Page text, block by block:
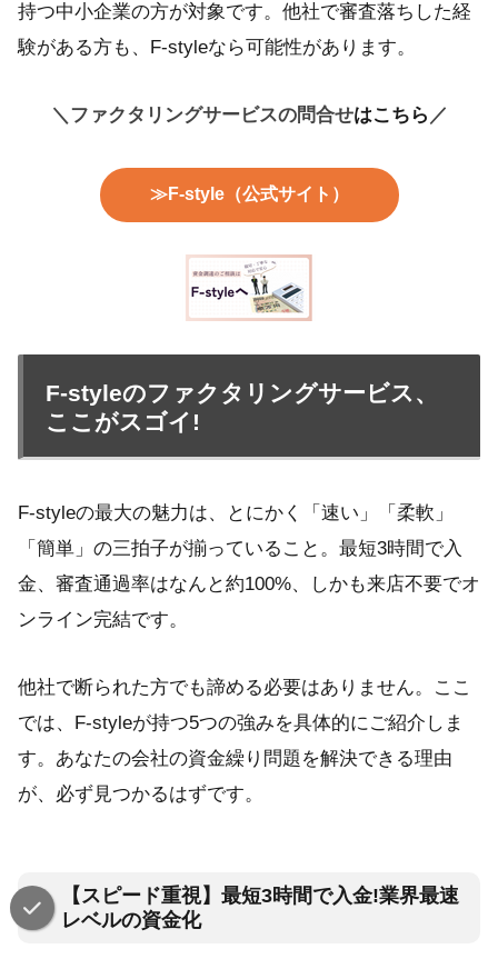
持つ中小企業の方が対象です。他社で審査落ちした経
験がある方も、F-styleなら可能性があります。
＼ファクタリングサービスの問合せはこちら ／
≫F-style（公式サイト）
F-styleのファクタリングサービス、
ここがスゴイ!
F-styleの最大の魅力は、とにかく「速い」「柔軟」
「簡単」の三拍子が揃っていること。最短3時間で入
金、審査通過率はなんと約100%、しかも来店不要でオ
ンライン完結です。
他社で断られた方でも諦める必要はありません。ここ
では、F-styleが持つ5つの強みを具体的にご紹介しま
す。あなたの会社の資金繰り問題を解決できる理由
が、必ず見つかるはずです。
【スピード重視】最短3時間で入金!業界最速
レベルの資金化